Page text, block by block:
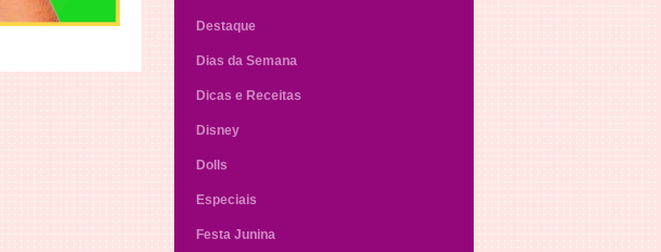
Destaque
Dias da Semana
Dicas e Receitas
Disney
Dolls
Especiais
Festa Junina